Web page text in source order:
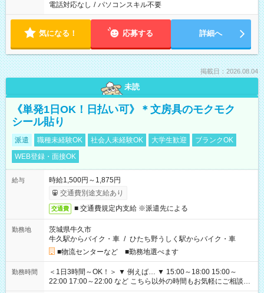
電話対応なし / パソコンスキル不要
気になる！ 応募する 詳細へ
掲載日：2026.08.04
未読
《単発1日OK！日払い可》＊文房具のモクモク
シール貼り
派遣 職種未経験OK 社会人未経験OK 大学生歓迎
ブランクOK
WEB登録・面接OK
給与
時給1,500円～1,875円
交通費別途支給あり
交通費 ■ 交通費規定内支給 ※派遣先による
勤務地
茨城県牛久市
牛久駅からバイク・車 / ひたち野うしく駅からバイク・車
■物流センターなど ■勤務地選べます
勤務時間
＜1日3時間～OK！＞ ▼ 例えば… ▼ 15:00～18:00 15:00～
22:00 17:00～22:00 など こちら以外の時間もお気軽にご相談く
ださい！